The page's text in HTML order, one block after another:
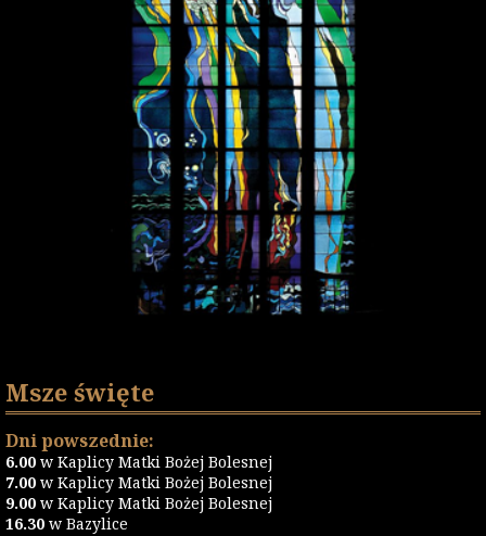
Msze święte
Dni powszednie:
6.00 w Kaplicy Matki Bożej Bolesnej
7.00 w Kaplicy Matki Bożej Bolesnej
9.00 w Kaplicy Matki Bożej Bolesnej
16.30 w Bazylice